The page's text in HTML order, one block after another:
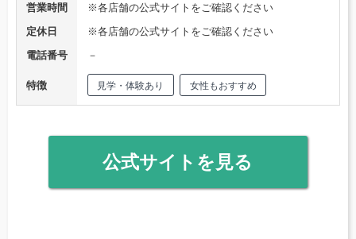
営業時間
※各店舗の公式サイトをご確認ください
定休日
※各店舗の公式サイトをご確認ください
電話番号
－
特徴 見学・体験あり 女性もおすすめ
公式サイトを見る